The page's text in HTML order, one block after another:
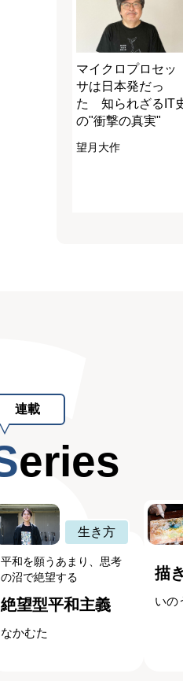
マイクロプロセッ
サは日本発だっ
た 知られざるIT
の"衝撃の真実"
望月大作
連載
Series
生き方
平和を願うあまり、思考
の沼で絶望する
絶望型平和主義
なかむた
描
いの